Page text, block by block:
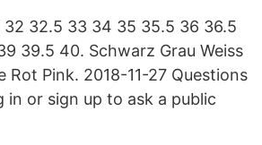
32 32.5 33 34 35 35.5 36 36.5
39.5 40. Schwarz Grau Weiss
Rot Pink. 2018-11-27 Questions
in or sign up to ask a public